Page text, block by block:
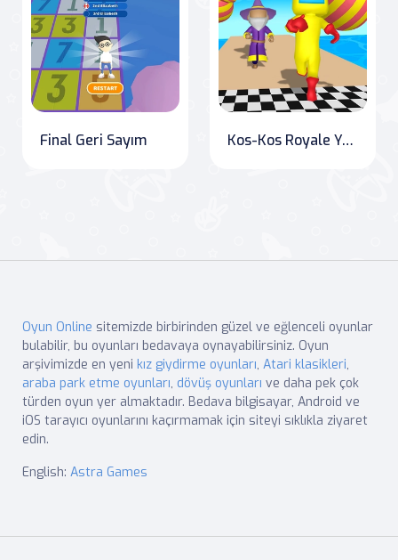
Final Geri Sayım Kos-Kos Royale Yarışması
Oyun Online sitemizde birbirinden güzel ve eğlenceli oyunlar
bulabilir, bu oyunları bedavaya oynayabilirsiniz. Oyun
arşivimizde en yeni kız giydirme oyunları, Atari klasikleri,
araba park etme oyunları, dövüş oyunları ve daha pek çok
türden oyun yer almaktadır. Bedava bilgisayar, Android ve
iOS tarayıcı oyunlarını kaçırmamak için siteyi sıklıkla ziyaret
edin.
English: Astra Games